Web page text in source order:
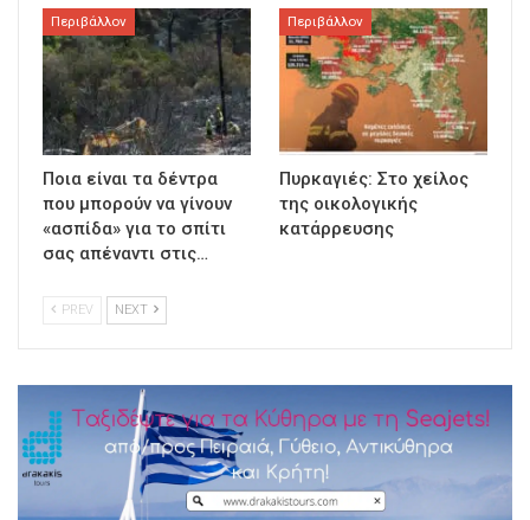
Περιβάλλον
Ποια είναι τα δέντρα
που μπορούν να γίνουν
«ασπίδα» για το σπίτι
σας απέναντι στις…
Περιβάλλον
Πυρκαγιές: Στο χείλος
της οικολογικής
κατάρρευσης
PREV NEXT